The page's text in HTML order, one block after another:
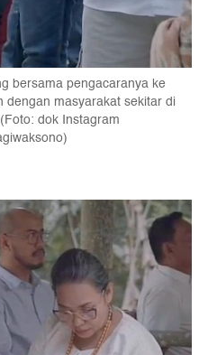
bersama pengacaranya ke
dengan masyarakat sekitar di
dok Instagram